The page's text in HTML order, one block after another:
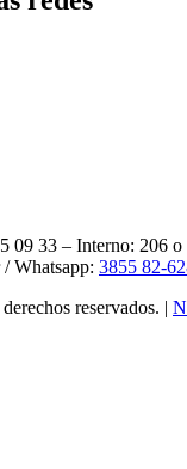
09 33 – Interno: 206 o
Whatsapp: 3855 82-
reservados. |